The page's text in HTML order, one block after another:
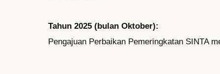
Tahun 2025 (bulan Oktober):
Pengajuan Perbaikan Pemeringkatan SINTA